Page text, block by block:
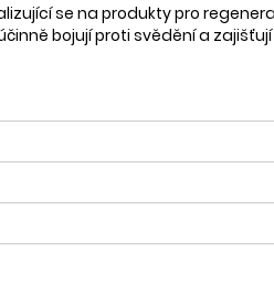
se na produkty pro
bojují proti svědění a